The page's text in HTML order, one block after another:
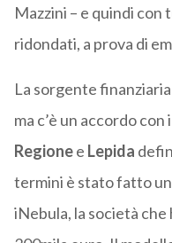
Mazzini – e quindi con
ridondati, a prova di
La sorgente
ma c’è un accordo
Regionee Lepida
termini è stato fatto
iNebula, la società che